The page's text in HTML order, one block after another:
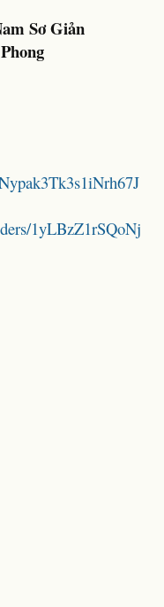
Sơ Giản
1yLBzZ1rSQoNj